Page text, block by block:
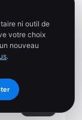
ni outil de
votre choix
nouveau
.